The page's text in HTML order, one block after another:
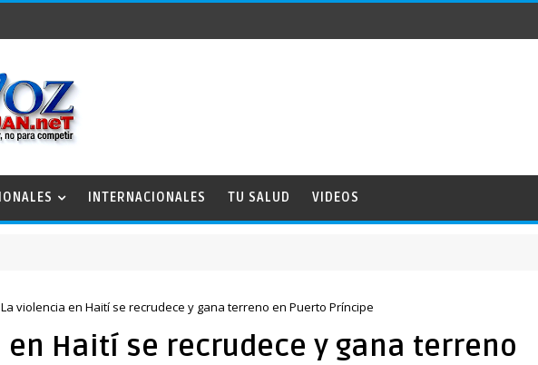
INTERNACIONALES TU SALUD VIDEOS
La violencia en Haití se recrudece y gana terreno en Puerto Príncipe
Haití se recrudece y gana terreno